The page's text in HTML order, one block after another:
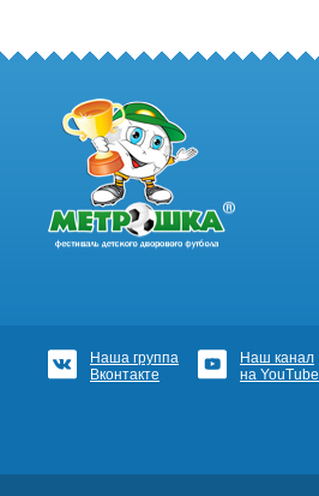
Наша группа
Вконтакте
Наш канал
на YouTube